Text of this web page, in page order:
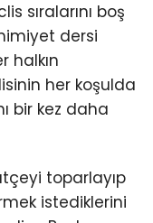
sıralarını boş
dersi
halkın
her koşulda
bir kez daha
toparlayıp
istediklerini